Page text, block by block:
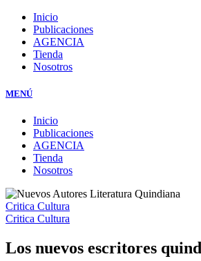
Inicio
Publicaciones
AGENCIA
Tienda
Nosotros
MENÚ
Inicio
Publicaciones
AGENCIA
Tienda
Nosotros
Critica Cultura
Critica Cultura
Los nuevos escritores